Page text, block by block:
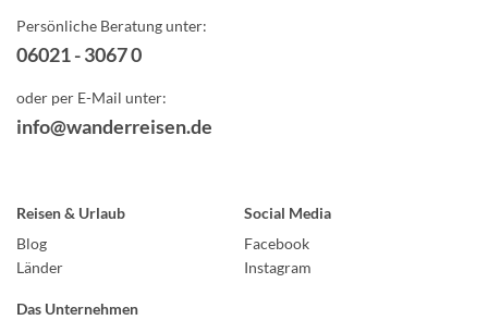
Persönliche Beratung unter:
06021 - 3067 0
oder per E-Mail unter:
info@wanderreisen.de
Reisen & Urlaub
Blog
Länder
Social Media
Facebook
Instagram
Das Unternehmen